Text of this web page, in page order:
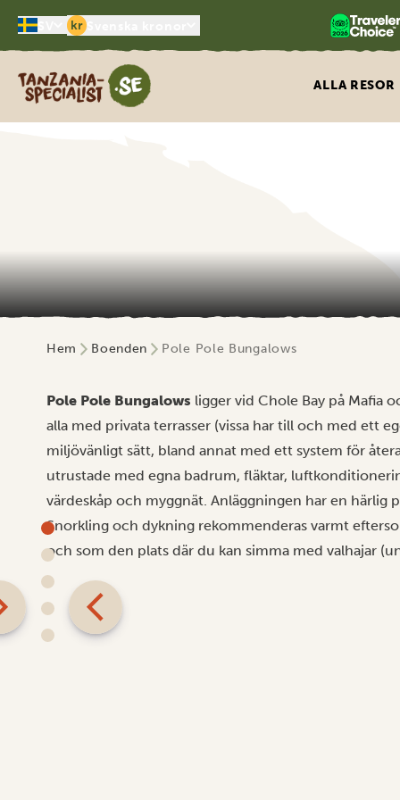
kr
Tanzania Specialist
ALLA RESOR
Hem Boenden Pole Pole Bungalows
Pole Pole Bungalows ligger vid Chole Bay på Mafia
alla med privata terrasser (vissa har till och med ett
miljövänligt sätt, bland annat med ett system för
utrustade med egna badrum, fläktar,
värdeskåp och myggnät. Anläggningen har en härlig
Snorkling och dykning rekommenderas varmt
och som den plats där du kan simma med valhajar